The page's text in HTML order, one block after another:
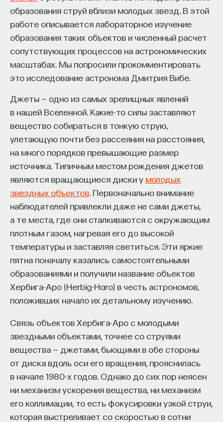
образования струй вблизи молодых звезд. В этой
работе описывается лабораторное изучение
образования таких объектов и численный расчет
сопутствующих процессов на астрономических
масштабах. Мы попросили прокомментировать
это исследование астронома Дмитрия Вибе.
Джеты — одно из самых зрелищных явлений
в нашей Вселенной. Какие-то силы заставляют
вещество собираться в тонкую струю,
улетающую почти без рассеяния на расстояния,
на много порядков превышающие размер
источника. Типичным местом рождения джетов
являются вращающиеся диски у молодых
звездных объектов . Первоначально внимание
наблюдателей привлекли даже не сами джеты,
а те места, где они сталкиваются с окружающим
плотным газом, нагревая его до высокой
температуры и заставляя светиться. Эти яркие
пятна поначалу казались самостоятельными
образованиями и получили название объектов
Хербига-Аро (Herbig-Haro) в честь астрономов,
положивших начало их детальному изучению.
Связь объектов Хербига-Аро с молодыми
звездными объектами, точнее со струями
вещества — джетами, бьющими в обе стороны
от диска вдоль оси его вращения, прояснилась
в начале 1980-х годов. Однако до сих пор неясен
ни механизм ускорения вещества, ни механизм
его коллимации, то есть фокусировки узкой струи,
которая выстреливает со скоростью в сотни
изменил медийное пространство на русском
языке. В 2021 году в Лондоне он основал компанию
Naukka, помогающую учёным
и предпринимателям превращать их идеи
в технологии и успешные стартапы. Теперь
команда ПостНауки запускает новый сервис —
созданное для поддержки специалистов,
желающих работать в глобальных инновационных
индустриях.
В ходе работы с научным сообществом Ивар
и его команда обнаружили, что инновационные
индустрии испытывают кадровый голод,
особенно молодые deep tech и биотех компании.
Исследование аудитории ПостНауки
подтвердило масштаб: более60%слушателей
проекта имеют STEM-образование, при этом
заинтересованы в работе в инновационных
компаниях, но не знают, с чего начать.
Специалисты сталкиваются с тремя ключевыми
барьерами:
индустриях и карьерных возможностях
мешает поиску подходящих ваканси; ​
Непрозрачные механизмы в инновационных
компаниях усложняют процесс
трудоустройства​;
Стереотипы не позволяют эффективно
конкурировать на международном рынке​.